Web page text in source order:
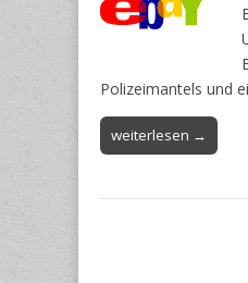
Polizeimantels und
weiterlesen →